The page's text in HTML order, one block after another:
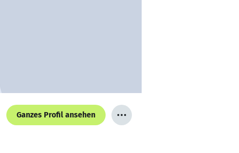
Ganzes Profil ansehen